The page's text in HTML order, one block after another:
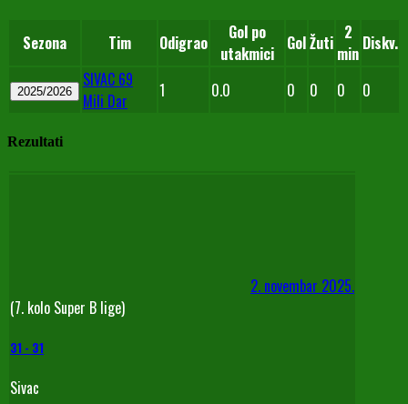
Sezona Tim Odigrao
Gol po
utakmici
GolŽuti 2
min Diskv.
2025/2026
SIVAC 69
Mili Dar
1 0.0 0 0 0 0
Rezultati
2. novembar 2025.
(7. kolo Super B lige)
31 - 31
Sivac